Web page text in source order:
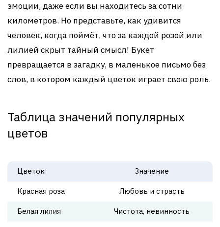
эмоции, даже если вы находитесь за сотни
километров. Но представьте, как удивится
человек, когда поймёт, что за каждой розой или
лилией скрыт тайный смысл! Букет
превращается в загадку, в маленькое письмо без
слов, в котором каждый цветок играет свою роль.
Таблица значений популярных
цветов
Цветок Значение
Красная роза Любовь и страсть
Белая лилия Чистота, невинность